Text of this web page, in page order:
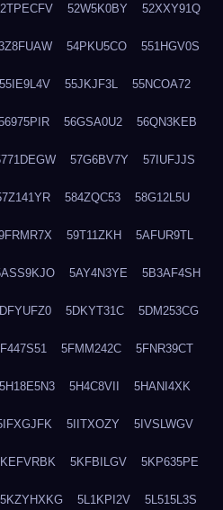
52W5K0BY 52XXY91Q
54PKU5CO 551HGV0S
55IE9L4V 55JKJF3L 55NCOA72
56GSA0U2 56QN3KEB
57G6BV7Y 57IUFJJS
584ZQC53 58G12L5U
59T11ZKH 5AFUR9TL
5AY4N3YE 5B3AF4SH
5DKYT31C 5DM253CG
5FMM242C 5FNR39CT
5H18E5N3 5H4C8VII 5HANI4XK
5IITXOZY 5IVSLWGV
5KFBILGV 5KP635PE
5KZYHXKG 5L1KPI2V 5L515L3S